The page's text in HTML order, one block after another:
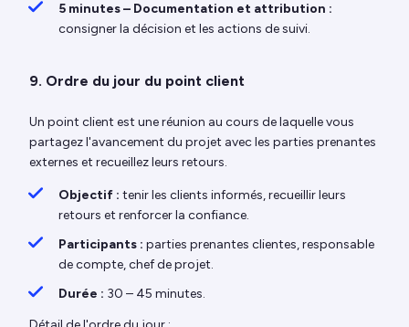
5 minutes – Documentation et attribution :
consigner la décision et les actions de suivi.
9. Ordre du jour du point client
Un point client est une réunion au cours de laquelle vous
partagez l'avancement du projet avec les parties prenantes
externes et recueillez leurs retours.
Objectif : tenir les clients informés, recueillir leurs
retours et renforcer la confiance.
Participants : parties prenantes clientes, responsable
de compte, chef de projet.
Durée : 30 – 45 minutes.